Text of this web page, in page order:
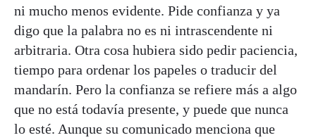
ni mucho menos evidente. Pide confianza y ya
digo que la palabra no es ni intrascendente ni
arbitraria. Otra cosa hubiera sido pedir paciencia,
tiempo para ordenar los papeles o traducir del
mandarín. Pero la confianza se refiere más a algo
que no está todavía presente, y puede que nunca
lo esté. Aunque su comunicado menciona que